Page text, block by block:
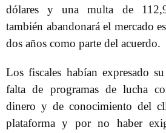
dólares y una multa de
también abandonará el mercado
dos años como parte del acuerdo.
Los fiscales habían expresado
falta de programas de lucha
dinero y de conocimiento del
plataforma y por no haber